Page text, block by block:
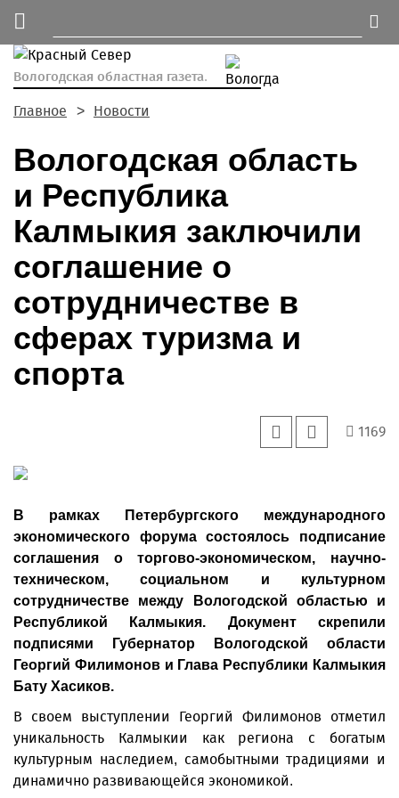
Вологодская областная газета.
Главное Новости
Вологодская область
и Республика
Калмыкия заключили
соглашение о
сотрудничестве в
сферах туризма и
спорта
1169
В рамках Петербургского международного
экономического форума состоялось подписание
соглашения о торгово-экономическом, научно-
техническом, социальном и культурном
сотрудничестве между Вологодской областью и
Республикой Калмыкия. Документ скрепили
подписями Губернатор Вологодской области
Георгий Филимонов и Глава Республики Калмыкия
Бату Хасиков.
В своем выступлении Георгий Филимонов отметил
уникальность Калмыкии как региона с богатым
культурным наследием, самобытными традициями и
динамично развивающейся экономикой.